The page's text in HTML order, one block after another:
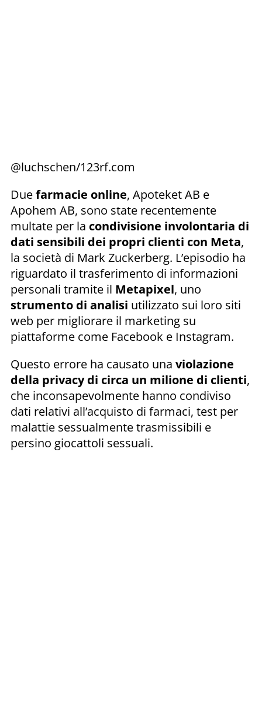
@luchschen/123rf.com
Duefarmacie online, Apoteket AB e
Apohem AB, sono state recentemente
multate per la condivisione involontaria di
dati sensibili dei propri clienti con Meta,
la società di Mark Zuckerberg. L’episodio ha
riguardato il trasferimento di informazioni
personali tramite il Metapixel, uno
strumento di analisi utilizzato sui loro siti
web per migliorare il marketing su
piattaforme come Facebook e Instagram.
Questo errore ha causato una violazione
della privacy di circa un milione di clienti,
che inconsapevolmente hanno condiviso
dati relativi all’acquisto di farmaci, test per
malattie sessualmente trasmissibili e
persino giocattoli sessuali.